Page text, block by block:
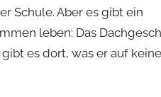
Schule. Aber es gibt ein
leben: Das
es dort, was er auf